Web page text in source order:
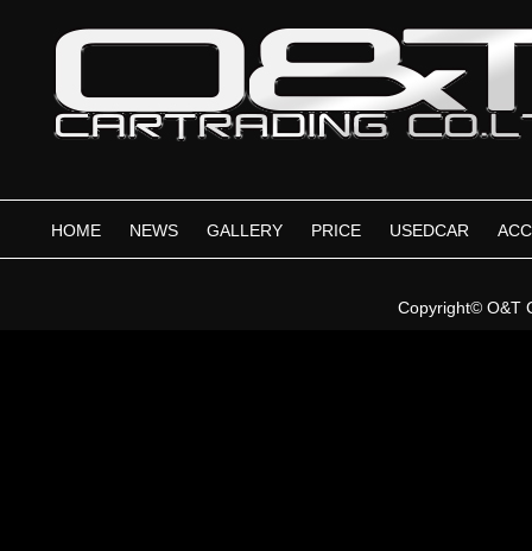
HOME NEWS GALLERY PRICE USEDCAR
Copyright©O&T